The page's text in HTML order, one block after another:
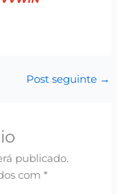
Post seguinte →
publicado.
com*